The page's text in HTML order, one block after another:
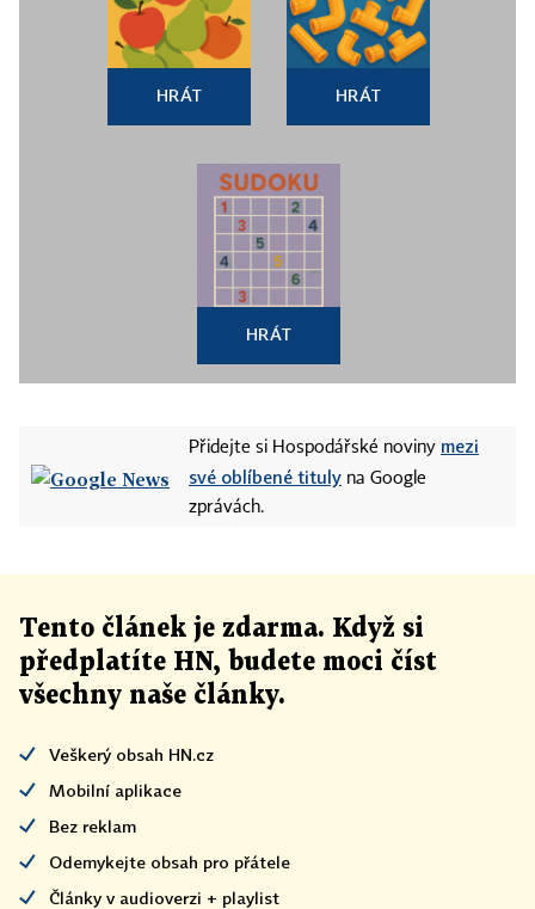
HRÁT HRÁT
HRÁT
Přidejte si Hospodářské noviny mezi
své oblíbené tituly na Google
zprávách.
Tento článek je zdarma. Když si
předplatíte HN, budete moci číst
všechny naše články.
Veškerý obsah HN.cz
Mobilní aplikace
Bez reklam
Odemykejte obsah pro přátele
Články v audioverzi + playlist